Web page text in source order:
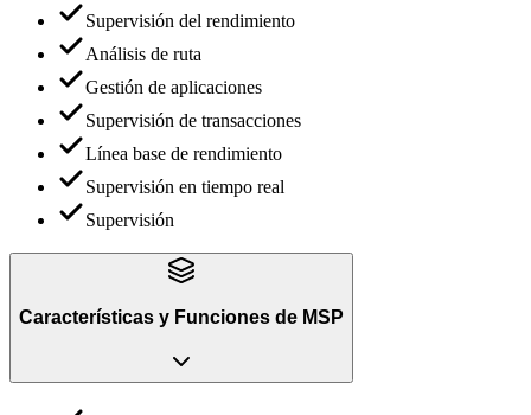
Supervisión del rendimiento
Análisis de ruta
Gestión de aplicaciones
Supervisión de transacciones
Línea base de rendimiento
Supervisión en tiempo real
Supervisión
Características y Funciones de MSP